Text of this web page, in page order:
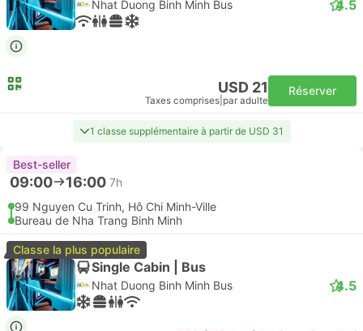
Nhat Duong Binh Minh Bus 4.5
USD 21
Taxes comprises par adulte
Réserver
1 classe supplémentaire à partir de USD 31
Best-seller
09:00 16:00 7h
99 Nguyen Cu Trinh, Hô Chi Minh-Ville
Bureau de Nha Trang Binh Minh
Classe la plus populaire
Single Cabin | Bus
Nhat Duong Binh Minh Bus 4.5